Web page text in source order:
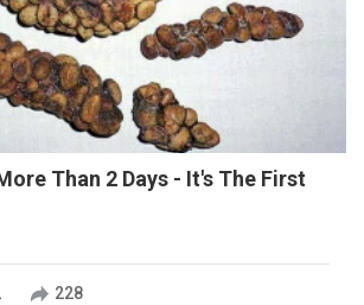
Than 2 Days - It's The First
228